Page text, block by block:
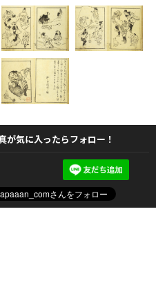
が気に入ったらフォロー！